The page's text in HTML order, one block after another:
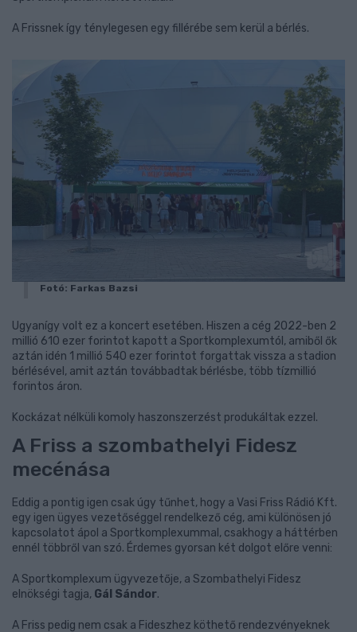
A Frissnek így ténylegesen egy fillérébe sem kerül a bérlés.
Fotó: Farkas Bazsi
Ugyanígy volt ez a koncert esetében. Hiszen a cég 2022-ben 2
millió 610 ezer forintot kapott a Sportkomplexumtól, amiből ők
aztán idén 1 millió 540 ezer forintot forgattak vissza a stadion
bérlésével, amit aztán továbbadtak bérlésbe, több tízmillió
forintos áron.
Kockázat nélküli komoly haszonszerzést produkáltak ezzel.
A Friss a szombathelyi Fidesz
mecénása
Eddig a pontig igen csak úgy tűnhet, hogy a Vasi Friss Rádió Kft.
egy igen ügyes vezetőséggel rendelkező cég, ami különösen jó
kapcsolatot ápol a Sportkomplexummal, csakhogy a háttérben
ennél többről van szó. Érdemes gyorsan két dolgot előre venni:
A Sportkomplexum ügyvezetője, a Szombathelyi Fidesz
elnökségi tagja, Gál Sándor.
A Friss pedig nem csak a Fideszhez köthető rendezvényeknek